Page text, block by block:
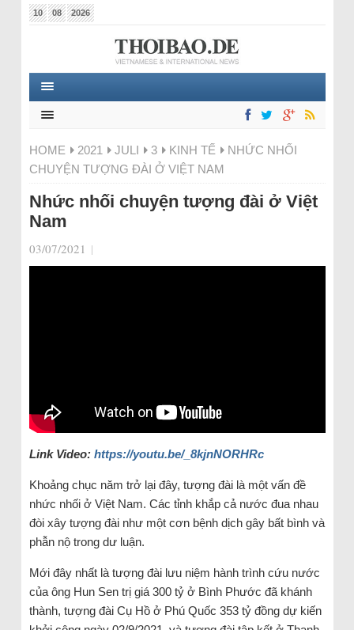
10 08 2026
HOME 2021 JULI 3 KINH TẾ
NHỨC NHỐI
CHUYỆN TƯỢNG ĐÀI Ở VIỆT NAM
Nhức nhối chuyện tượng đài ở Việt
Nam
03/07/2021 |
Link Video: https://youtu.be/_8kjnNORHRc
Khoảng chục năm trở lại đây, tượng đài là một vấn đề
nhức nhối ở Việt Nam. Các tỉnh khắp cả nước đua nhau
đòi xây tượng đài như một cơn bệnh dịch gây bất bình và
phẫn nộ trong dư luận.
Mới đây nhất là tượng đài lưu niệm hành trình cứu nước
của ông Hun Sen trị giá 300 tỷ ở Bình Phước đã khánh
thành, tượng đài Cụ Hồ ở Phú Quốc 353 tỷ đồng dự kiến